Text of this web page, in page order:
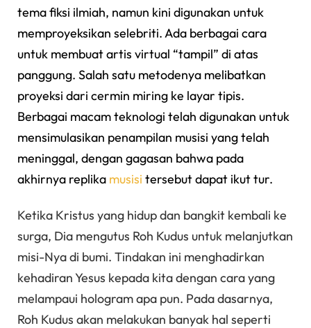
tema fiksi ilmiah, namun kini digunakan untuk
memproyeksikan selebriti. Ada berbagai cara
untuk membuat artis virtual “tampil” di atas
panggung. Salah satu metodenya melibatkan
proyeksi dari cermin miring ke layar tipis.
Berbagai macam teknologi telah digunakan untuk
mensimulasikan penampilan musisi yang telah
meninggal, dengan gagasan bahwa pada
akhirnya replika musisi tersebut dapat ikut tur.
Ketika Kristus yang hidup dan bangkit kembali ke
surga, Dia mengutus Roh Kudus untuk melanjutkan
misi-Nya di bumi. Tindakan ini menghadirkan
kehadiran Yesus kepada kita dengan cara yang
melampaui hologram apa pun. Pada dasarnya,
Roh Kudus akan melakukan banyak hal seperti